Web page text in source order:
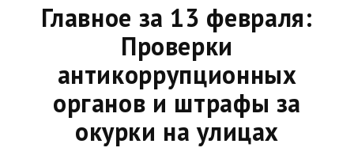
Кыргызстана
Главное за 13 февраля:
Проверки
антикоррупционных
органов и штрафы за
окурки на улицах